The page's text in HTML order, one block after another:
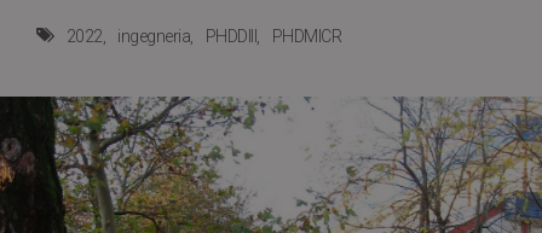
2022 ingegneria PHDDIII PHDMICR